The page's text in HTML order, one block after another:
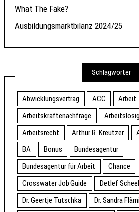
What The Fake?
Ausbildungsmarktbilanz 2024/25
Schlagwörter
Abwicklungsvertrag ACC Arbeit
Arbeitskräftenachfrage
Arbeitsrecht
Arthur R. Kreutzer
BA
Bonus
Bundesagentur
Bundesagentur für Arbeit
Chance
Crosswater Job Guide
Detlef
Dr. Geertje Tutschka
Dr. Sandra